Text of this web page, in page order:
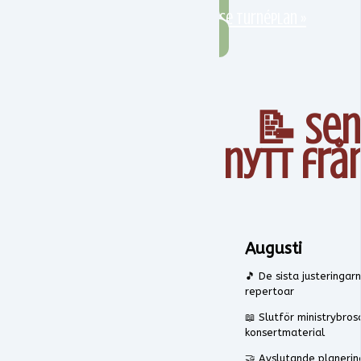
Se turnéplan »
📝
nytt
Augusti
🎵 De sista
repertoar
📖 Slutför
konsertmaterial
🤝 Avslutande